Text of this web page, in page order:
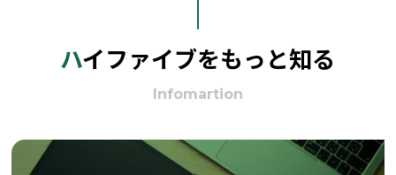
ハイファイブをもっと知る
Infomartion